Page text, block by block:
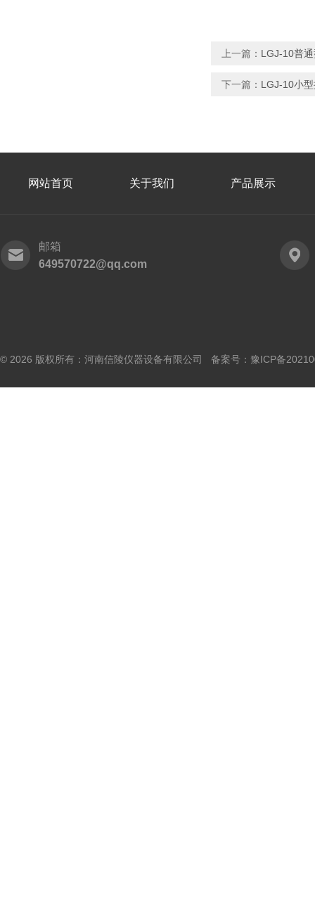
上一篇： LGJ-10普
下一篇： LGJ-10小
网站首页 关于我们 产品展示
邮箱
649570722@qq.com
© 2026 版权所有：河南信陵仪器设备有限公司 备案号： 豫ICP备